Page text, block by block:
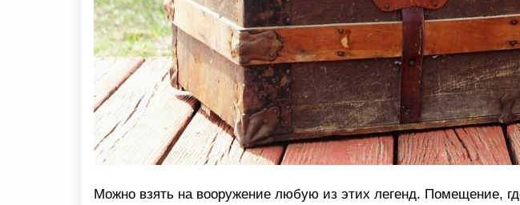
Можно взять на вооружение любую из этих легенд. Помещение,